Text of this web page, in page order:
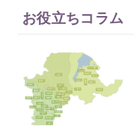
お役立ちコラム